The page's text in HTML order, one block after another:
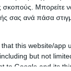
Μπορείτε
σας ανά πάσα
that this website/app
but not
to Google and its